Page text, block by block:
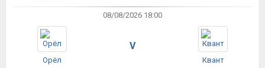
08/08/2026 18:00
Орёл
V
Квант